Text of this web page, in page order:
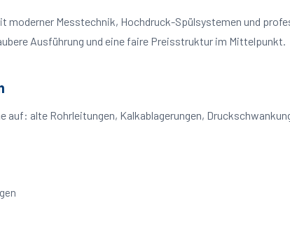
moderner Messtechnik, Hochdruck-Spülsystemen und
Ausführung und eine faire Preisstruktur im Mittelpunkt.
auf: alte Rohrleitungen, Kalkablagerungen,